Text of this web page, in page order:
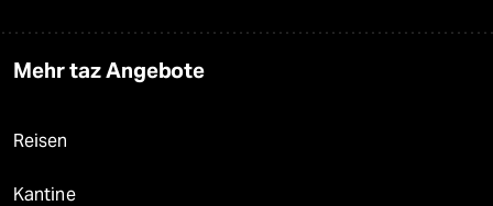
Mehr taz Angebote
Reisen
Kantine